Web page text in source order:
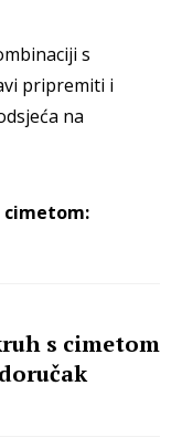
s
pripremiti i
na
cimetom:
s cimetom